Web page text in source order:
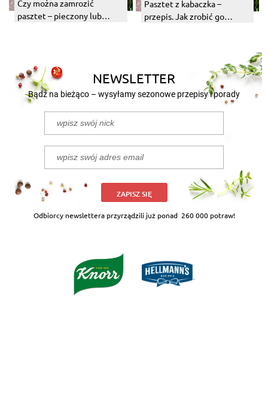
Czy można zamrozić
pasztet – pieczony lub
Pasztet z kabaczka –
przepis. Jak zrobić go
NEWSLETTER
Bądź na bieżąco – wysyłamy sezonowe przepisy i porady
ZAPISZ SIĘ
Odbiorcy newslettera przyrządzili już ponad 260 000 potraw!